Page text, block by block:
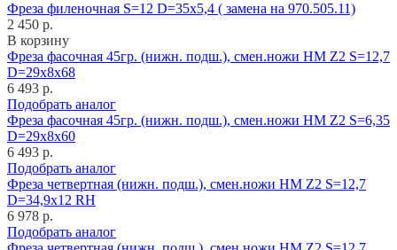
Фреза филеночная S=12 D=35x5,4 ( замена на 970.505.11)
2 450 р.
В корзину
Фреза фасочная 45гр. (нижн. подш.), смен.ножи HM Z2 S=12,7
D=29x8x68
6 493 р.
Подобрать аналог
Фреза фасочная 45гр. (нижн. подш.), смен.ножи HM Z2 S=6,35
D=29x8x60
6 493 р.
Подобрать аналог
Фреза четвертная (нижн. подш.), смен.ножи HM Z2 S=12,7
D=34,9x12 RH
6 978 р.
Подобрать аналог